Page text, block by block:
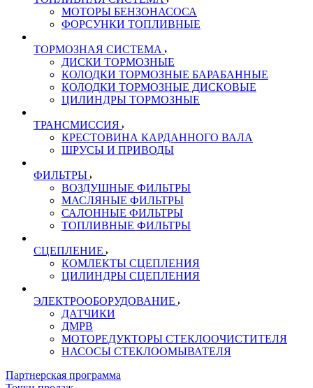
МОТОРЫ БЕНЗОНАСОСА
ФОРСУНКИ ТОПЛИВНЫЕ
ТОРМОЗНАЯ СИСТЕМА
ДИСКИ ТОРМОЗНЫЕ
КОЛОДКИ ТОРМОЗНЫЕ БАРАБАННЫЕ
КОЛОДКИ ТОРМОЗНЫЕ ДИСКОВЫЕ
ЦИЛИНДРЫ ТОРМОЗНЫЕ
ТРАНСМИССИЯ
КРЕСТОВИНА КАРДАННОГО ВАЛА
ШРУСЫ И ПРИВОДЫ
ФИЛЬТРЫ
ВОЗДУШНЫЕ ФИЛЬТРЫ
МАСЛЯНЫЕ ФИЛЬТРЫ
САЛОННЫЕ ФИЛЬТРЫ
ТОПЛИВНЫЕ ФИЛЬТРЫ
СЦЕПЛЕНИЕ
КОМЛЕКТЫ СЦЕПЛЕНИЯ
ЦИЛИНДРЫ СЦЕПЛЕНИЯ
ЭЛЕКТРООБОРУДОВАНИЕ
ДАТЧИКИ
ДМРВ
МОТОРЕДУКТОРЫ СТЕКЛООЧИСТИТЕЛЯ
НАСОСЫ СТЕКЛООМЫВАТЕЛЯ
Партнерская программа